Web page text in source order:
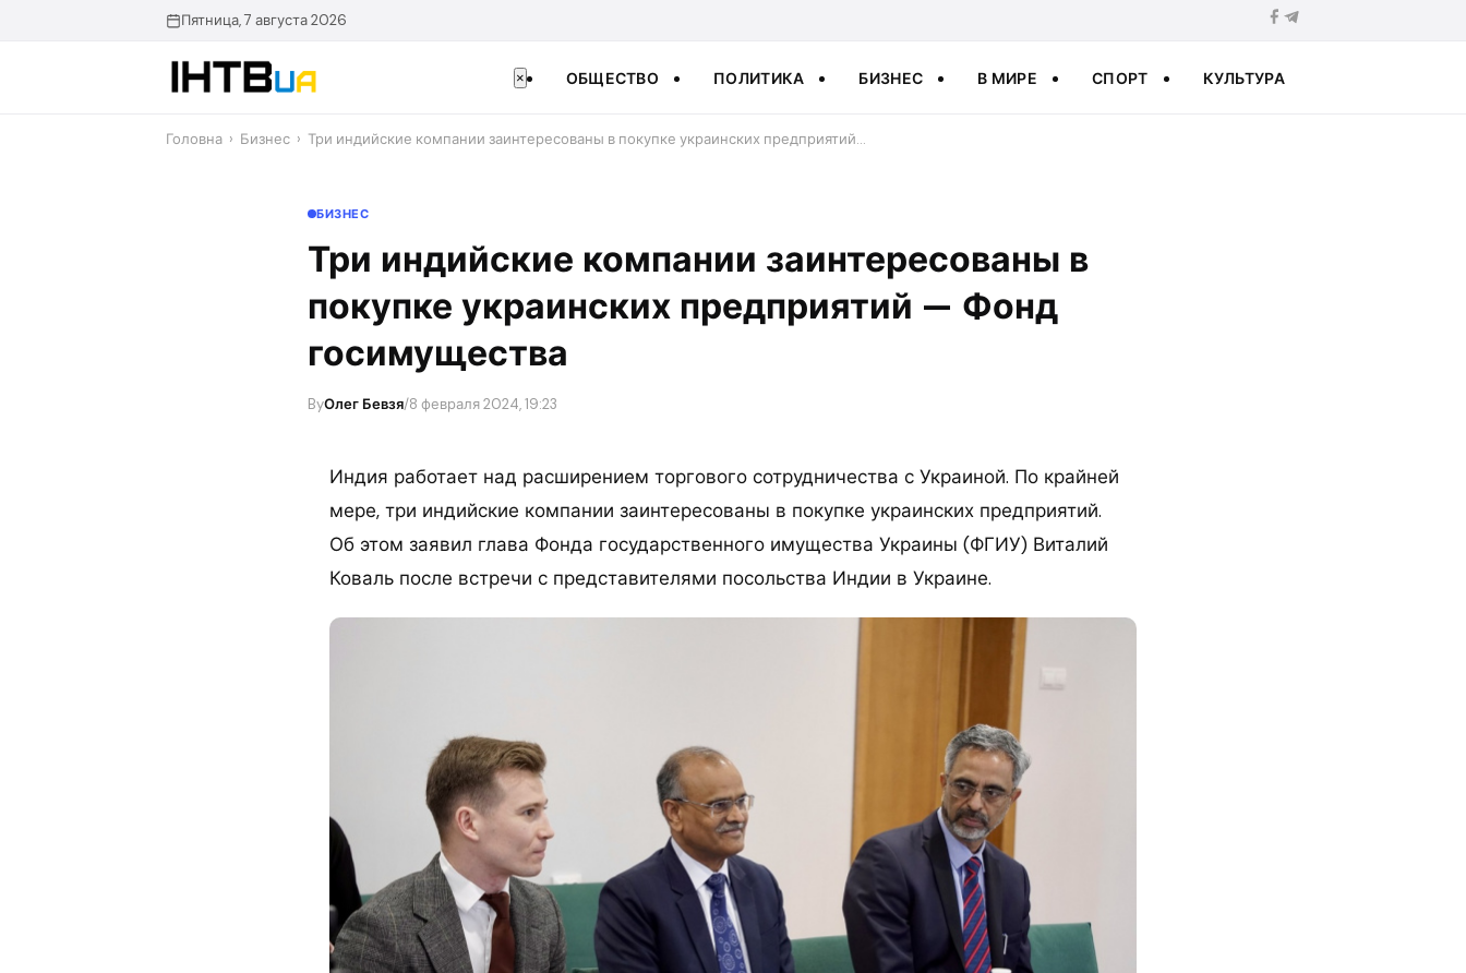
Пятница, 7 августа 2026
× ОБЩЕСТВО ПОЛИТИКА БИЗНЕС В МИРЕ СПОРТ КУЛЬТУРА
Головна › Бизнес › Три индийские компании заинтересованы в покупке украинских предприятий…
БИЗНЕС
Три индийские компании заинтересованы в
покупке украинских предприятий — Фонд
госимущества
ByОлег Бевзя/8 февраля 2024, 19:23
Индия работает над расширением торгового сотрудничества с Украиной. По крайней
мере, три индийские компании заинтересованы в покупке украинских предприятий.
Об этом заявил глава Фонда государственного имущества Украины (ФГИУ) Виталий
Коваль после встречи с представителями посольства Индии в Украине.